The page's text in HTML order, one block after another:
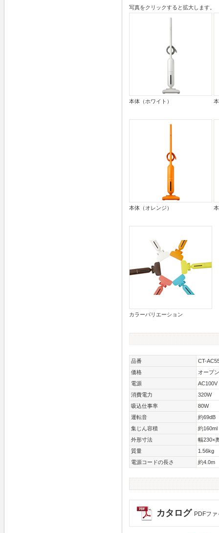
写真をクリックすると拡大します。
本体（ホワイト）
本体（オレンジ）
カラーバリエーション
品番
CT-
価格
オープ
電源
AC100V
消費電力
320W
吸込仕事率
80W
運転音
約69dB
集じん容積
約160ml
外形寸法
幅230×
質量
1.56kg
電源コードの長さ
約4.0m
カタログ PDFフ